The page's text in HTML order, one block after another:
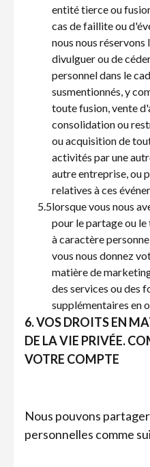
entité tierce ou
cas de faillite ou
nous nous
divulguer ou de
personnel dans le
susmentionnés, y
toute fusion, vente
consolidation ou
ou acquisition de
activités par une
autre entreprise, ou
relatives à ces
5.5lorsque vous nous
pour le partage ou
à caractère
vous nous donnez
matière de
des services ou des
supplémentaires en
6. VOS DROITS EN
DE LA VIE PRIVÉE.
VOTRE COMPTE
Nous pouvons
personnelles comme